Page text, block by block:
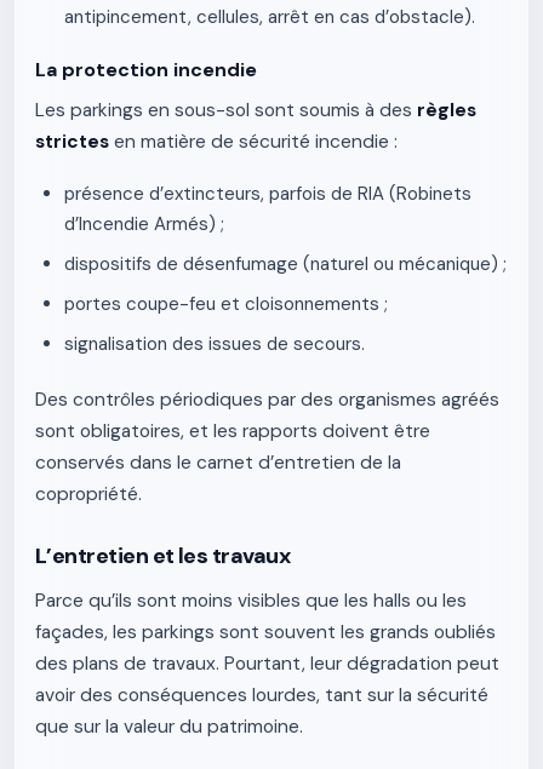
antipincement, cellules, arrêt en cas d’obstacle).
La protection incendie
Les parkings en sous-sol sont soumis à des règles
strictes en matière de sécurité incendie :
présence d’extincteurs, parfois de RIA (Robinets
d’Incendie Armés) ;
dispositifs de désenfumage (naturel ou mécanique) ;
portes coupe-feu et cloisonnements ;
signalisation des issues de secours.
Des contrôles périodiques par des organismes agréés
sont obligatoires, et les rapports doivent être
conservés dans le carnet d’entretien de la
copropriété.
L’entretien et les travaux
Parce qu’ils sont moins visibles que les halls ou les
façades, les parkings sont souvent les grands oubliés
des plans de travaux. Pourtant, leur dégradation peut
avoir des conséquences lourdes, tant sur la sécurité
que sur la valeur du patrimoine.